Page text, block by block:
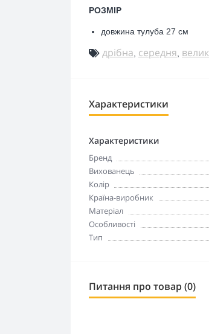
РОЗМІР
довжина тулуба 27 см
дрібна середня
Характеристики
Характеристики
Бренд
Вихованець
Колір
Країна-виробник
Матеріал
Особливості
Тип
Питання про товар (0)